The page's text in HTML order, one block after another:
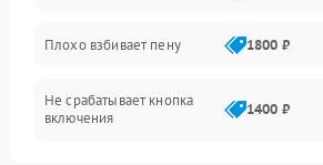
Программное обеспечение
Плохо взбивает пену 1800 ₽
Не срабатывает кнопка
включения
1400 ₽